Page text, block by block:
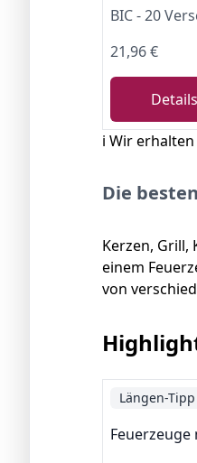
21,96 €
Details
ℹ️ Wir
Die
Kerzen, Grill,
einem
von
Längen-Tipp